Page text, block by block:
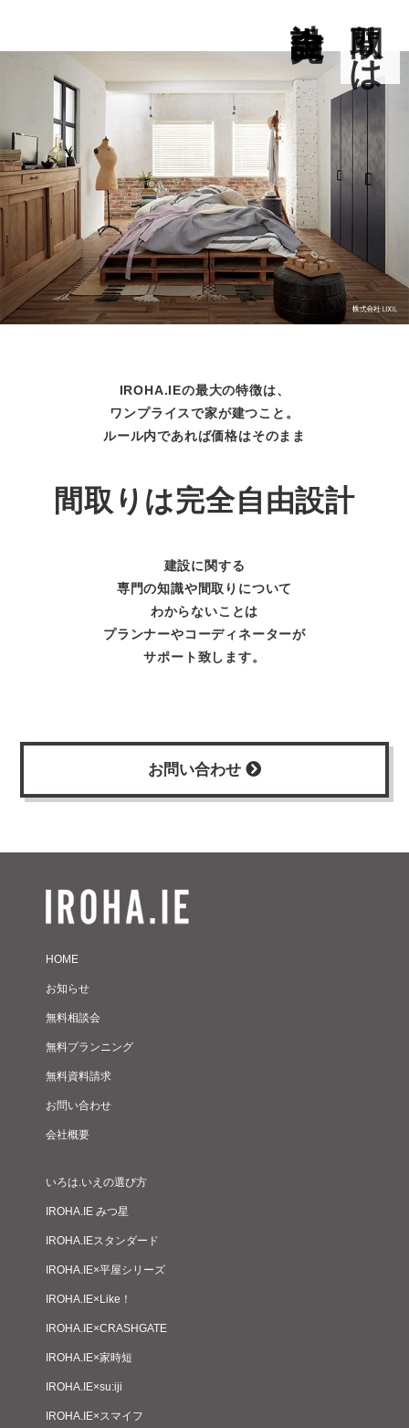
間取りは
IROHA.IEの最大の特徴は、
ワンプライスで家が建つこと。
ルール内であれば価格はそのまま
間取りは完全自由設計
建設に関する
専門の知識や間取りについて
わからないことは
プランナーやコーディネーターが
サポート致します。
お問い合わせ
HOME
お知らせ
無料相談会
無料プランニング
無料資料請求
お問い合わせ
会社概要
いろは.いえの選び方
IROHA.IE みつ星
IROHA.IEスタンダード
IROHA.IE×平屋シリーズ
IROHA.IE×Like！
IROHA.IE×CRASHGATE
IROHA.IE×家時短
IROHA.IE×su:iji
IROHA.IE×スマイフ